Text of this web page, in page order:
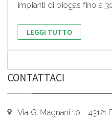
impianti di biogas fino a
LEGGI TUTTO
CONTATTACI
Via G. Magnani 10 - 43121